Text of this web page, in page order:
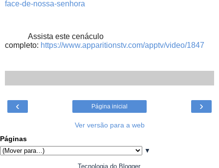
face-de-nossa-senhora
Assista este cenáculo
completo: https://www.apparitionstv.com/apptv/video/1847
‹ ›
Página inicial
Ver versão para a web
Páginas
▼
Tecnologia do Blogger.